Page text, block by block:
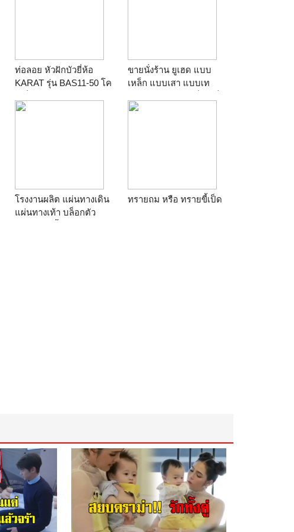
ท่อลอย หัวฝักบัวยี่ห้อ
KARAT รุ่น BAS11-50 โค
ขายนั่งร้าน ยูเฮด แบบ
เหล็ก แบบเสา แบบเท
เบส ฯลฯ ทั้งของเก่าและ
โรงงานผลิต แผ่นทางเดิน
แผ่นทางเท้า บล็อกตัว
ทรายถม หรือ ทรายขี้เป็ด